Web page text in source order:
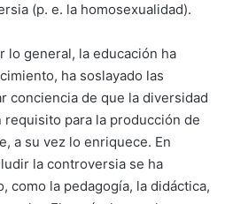
(p. e. la homosexualidad).
lo general, la educación ha
ha soslayado las
conciencia de que la diversidad
para la producción de
a su vez lo enriquece. En
la controversia se ha
como la pedagogía, la didáctica,